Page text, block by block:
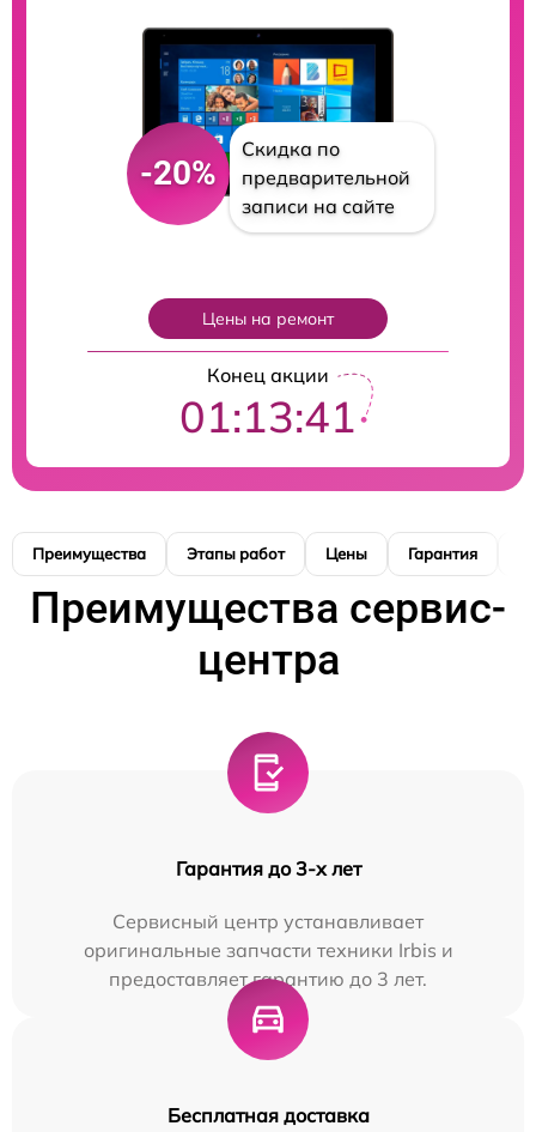
-20%
Скидка по
предварительной
записи на сайте
Цены на ремонт
Конец акции
01:13:40
Преимущества Этапы работ Цены Гарантия
Преимущества сервис-
центра
Гарантия до 3-х лет
Сервисный центр устанавливает
оригинальные запчасти техники Irbis и
предоставляет гарантию до 3 лет.
Бесплатная доставка